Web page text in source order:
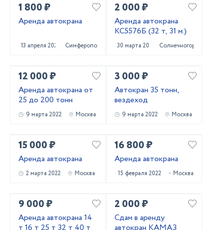
1 800 ₽
Аренда автокрана
13 апреля 2022 Симферополь
2 000 ₽
Аренда автокрана
КС5576Б (32 т, 31 м.)
30 марта 2022 Солнечногорск
12 000 ₽
Аренда автокрана от
25 до 200 тонн
9 марта 2022 Москва
3 000 ₽
Автокран 35 тонн,
вездеход
9 марта 2022 Москва
15 000 ₽
Аренда автокрана
2 марта 2022 Москва
16 800 ₽
Аренда автокрана
15 февраля 2022 Москва
9 000 ₽
Аренда автокрана 14
2 000 ₽
Сдам в аренду